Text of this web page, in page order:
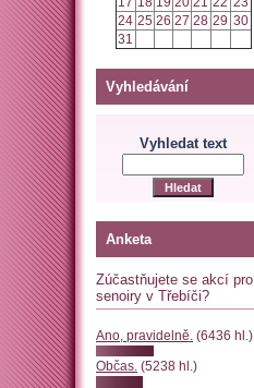
24 25 26 27 28 29 30
31
Vyhledávání
Vyhledat text
Anketa
Zúčastňujete se akcí pro
senoiry v Třebíči?
Ano, pravidelně. (6436 hl.)
Občas. (5238 hl.)